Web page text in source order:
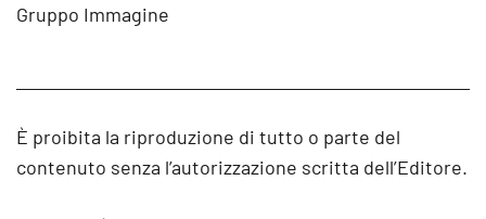
Gruppo Immagine
È proibita la riproduzione di tutto o parte del
contenuto senza l’autorizzazione scritta dell’Editore.